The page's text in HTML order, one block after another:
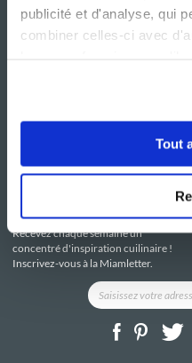
publicité et d'analyse, qui
combiner celles-ci avec
Tout
Le Mag'
i-Cook'in
Recevez chaque semaine un
concentré d'inspiration cuilinaire !
Inscrivez-vous à la Miamletter.